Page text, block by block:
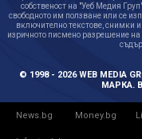
собственост на "Уеб Медия
свободното им ползване или се
включително текстове, снимки
изричното писмено разрешение
© 1998 - 2026 WEB MEDIA
МАРКА.
News.bg Money.bg